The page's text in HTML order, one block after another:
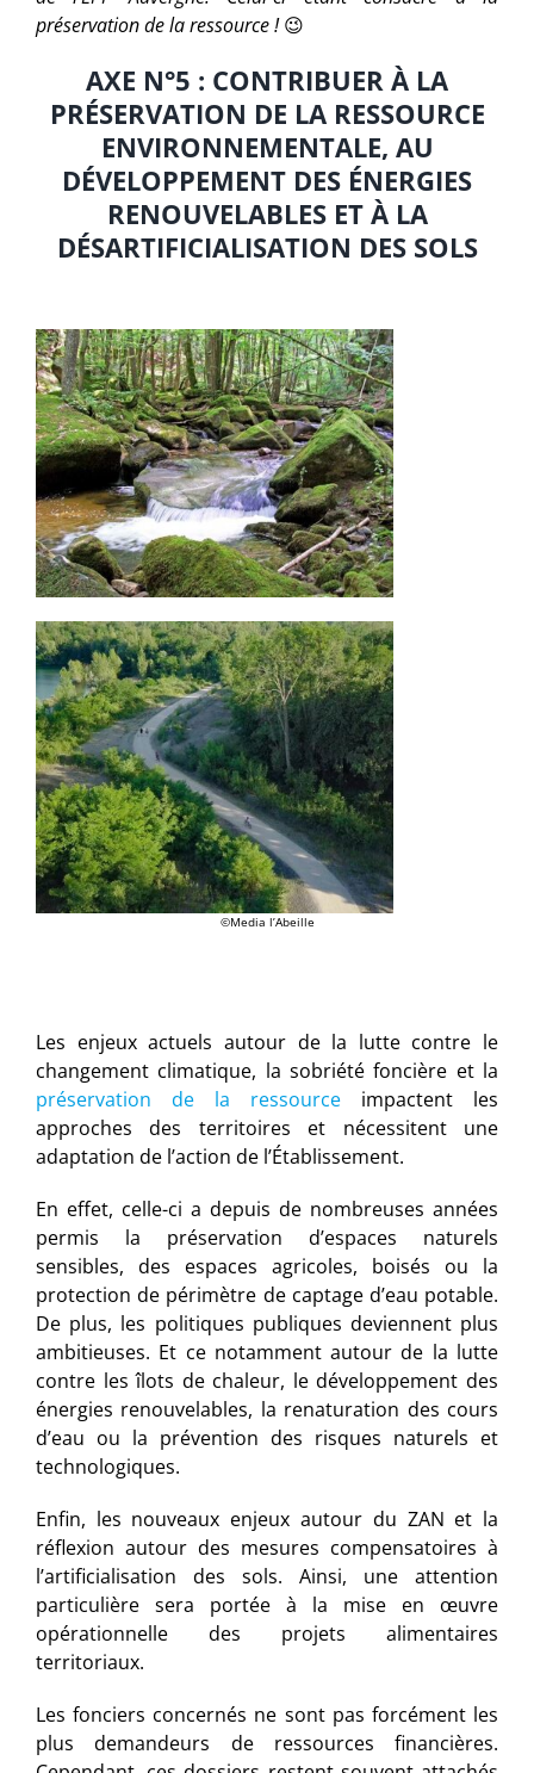
préservation de la ressource !😉
AXE N°5 : CONTRIBUER À LA
PRÉSERVATION DE LA RESSOURCE
ENVIRONNEMENTALE, AU
DÉVELOPPEMENT DES ÉNERGIES
RENOUVELABLES ET À LA
DÉSARTIFICIALISATION DES SOLS
©Media l’Abeille
Les enjeux actuels autour de la lutte contre le
changement climatique, la sobriété foncière et la
préservation de la ressource impactent les
approches des territoires et nécessitent une
adaptation de l’action de l’Établissement.
En effet, celle-ci a depuis de nombreuses années
permis la préservation d’espaces naturels
sensibles, des espaces agricoles, boisés ou la
protection de périmètre de captage d’eau potable.
De plus, les politiques publiques deviennent plus
ambitieuses. Et ce notamment autour de la lutte
contre les îlots de chaleur, le développement des
énergies renouvelables, la renaturation des cours
d’eau ou la prévention des risques naturels et
technologiques.
Enfin, les nouveaux enjeux autour du ZAN et la
réflexion autour des mesures compensatoires à
l’artificialisation des sols. Ainsi, une attention
particulière sera portée à la mise en œuvre
opérationnelle des projets alimentaires
territoriaux.
Les fonciers concernés ne sont pas forcément les
plus demandeurs de ressources financières.